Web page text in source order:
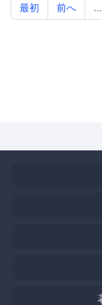
最初 前へ ...